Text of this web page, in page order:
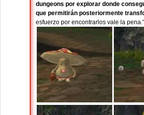
dungeons por explorar donde
que permitirán posteriormente
esfuerzo por encontrarlos vale la pena."